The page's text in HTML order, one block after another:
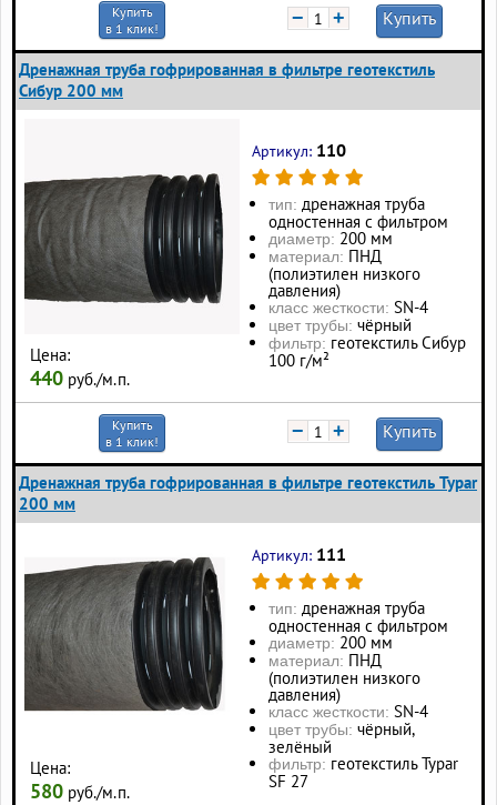
Купить
в 1 клик!
− + Купить
Дренажная труба гофрированная в фильтре геотекстиль
Сибур 200 мм
Цена:
440 руб./м.п.
Артикул: 110
тип: дренажная труба
одностенная с фильтром
диаметр: 200 мм
материал: ПНД
(полиэтилен низкого
давления)
класс жесткости: SN-4
цвет трубы: чёрный
фильтр: геотекстиль Сибур
100 г/м²
Купить
в 1 клик!
− + Купить
Дренажная труба гофрированная в фильтре геотекстиль Typar
200 мм
Цена:
580 руб./м.п.
Артикул: 111
тип: дренажная труба
одностенная с фильтром
диаметр: 200 мм
материал: ПНД
(полиэтилен низкого
давления)
класс жесткости: SN-4
цвет трубы: чёрный,
зелёный
фильтр: геотекстиль Typar
SF 27